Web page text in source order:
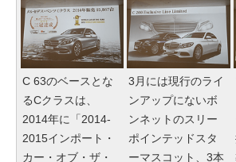
C 63のベースとな
るCクラスは、
2014年に「2014-
2015インポート・
カー・オブ・ザ・
3月には現行のライ
ンアップにないボ
ンネットのスリー
ポインテッドスタ
ーマスコット、3本